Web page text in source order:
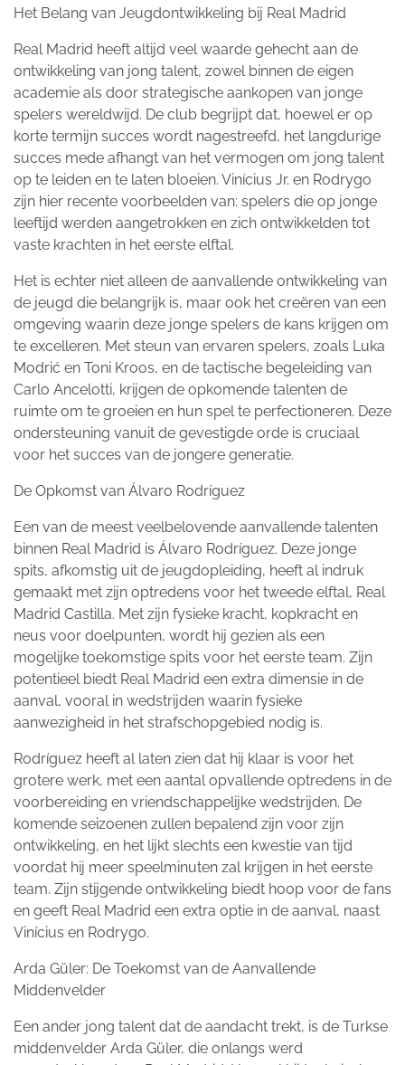
Het Belang van Jeugdontwikkeling bij Real Madrid
Real Madrid heeft altijd veel waarde gehecht aan de
ontwikkeling van jong talent, zowel binnen de eigen
academie als door strategische aankopen van jonge
spelers wereldwijd. De club begrijpt dat, hoewel er op
korte termijn succes wordt nagestreefd, het langdurige
succes mede afhangt van het vermogen om jong talent
op te leiden en te laten bloeien. Vinícius Jr. en Rodrygo
zijn hier recente voorbeelden van: spelers die op jonge
leeftijd werden aangetrokken en zich ontwikkelden tot
vaste krachten in het eerste elftal.
Het is echter niet alleen de aanvallende ontwikkeling van
de jeugd die belangrijk is, maar ook het creëren van een
omgeving waarin deze jonge spelers de kans krijgen om
te excelleren. Met steun van ervaren spelers, zoals Luka
Modrić en Toni Kroos, en de tactische begeleiding van
Carlo Ancelotti, krijgen de opkomende talenten de
ruimte om te groeien en hun spel te perfectioneren. Deze
ondersteuning vanuit de gevestigde orde is cruciaal
voor het succes van de jongere generatie.
De Opkomst van Álvaro Rodríguez
Een van de meest veelbelovende aanvallende talenten
binnen Real Madrid is Álvaro Rodríguez. Deze jonge
spits, afkomstig uit de jeugdopleiding, heeft al indruk
gemaakt met zijn optredens voor het tweede elftal, Real
Madrid Castilla. Met zijn fysieke kracht, kopkracht en
neus voor doelpunten, wordt hij gezien als een
mogelijke toekomstige spits voor het eerste team. Zijn
potentieel biedt Real Madrid een extra dimensie in de
aanval, vooral in wedstrijden waarin fysieke
aanwezigheid in het strafschopgebied nodig is.
Rodríguez heeft al laten zien dat hij klaar is voor het
grotere werk, met een aantal opvallende optredens in de
voorbereiding en vriendschappelijke wedstrijden. De
komende seizoenen zullen bepalend zijn voor zijn
ontwikkeling, en het lijkt slechts een kwestie van tijd
voordat hij meer speelminuten zal krijgen in het eerste
team. Zijn stijgende ontwikkeling biedt hoop voor de fans
en geeft Real Madrid een extra optie in de aanval, naast
Vinícius en Rodrygo.
Arda Güler: De Toekomst van de Aanvallende
Middenvelder
Een ander jong talent dat de aandacht trekt, is de Turkse
middenvelder Arda Güler, die onlangs werd